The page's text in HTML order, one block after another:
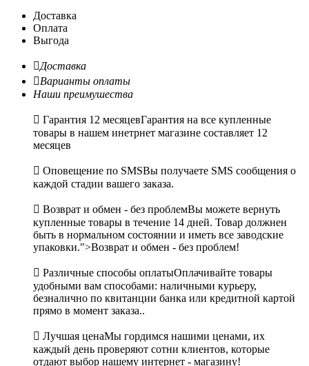
Доставка
Оплата
Выгода
Доставка
Варианты оплаты
Наши преимушества
 Гарантия 12 месяцевГарантия на все купленные
товары в нашем инетрнет магазине составляет 12
месяцев
 Оповещение по SMSВы получаете SMS сообщения о
каждой стадии вашего заказа.
 Возврат и обмен - без проблемВы можете вернуть
купленные товары в течение 14 дней. Товар должнен
быть в нормальном состоянии и иметь все заводские
упаковки.">Возврат и обмен - без проблем!
 Различные способы оплатыОплачивайте товары
удобными вам способами: наличными курьеру,
безналично по квитанции банка или кредитной картой
прямо в момент заказа..
 Лучшая ценаМы гордимся нашими ценами, их
каждый день проверяют сотни клиентов, которые
отдают выбор нашему интернет - магазину!